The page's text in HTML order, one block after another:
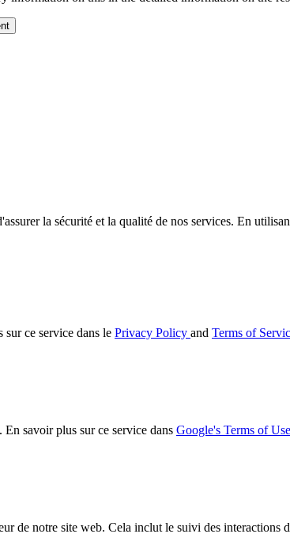
la sécurité et la qualité de nos services. En
ce service dans le Privacy Policy and Terms of
savoir plus sur ce service dans Google's Terms of Use
de notre site web. Cela inclut le suivi des interactions